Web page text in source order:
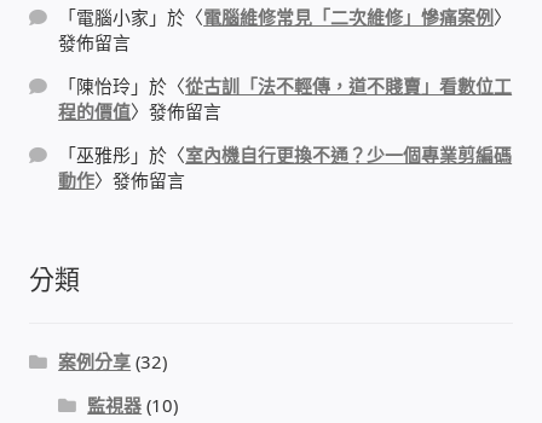
聯盟電子(LINEMEX)
網路型門口視訊對講機
電話 工具 軟體 手冊
感應式門鎖、電子鎖
停車場、社區大樓 車道管制系統
「電腦小家 」於〈電腦維修常見「二次維修」慘痛案例 〉
發佈留言
「陳怡玲 」於〈從古訓「法不輕傳，道不賤賣」看數位工
程的價值〉發佈留言
「巫雅彤 」於〈室內機自行更換不通？少一個專業剪編碼
動作〉發佈留言
分類
案例分享 (32)
監視器 (10)